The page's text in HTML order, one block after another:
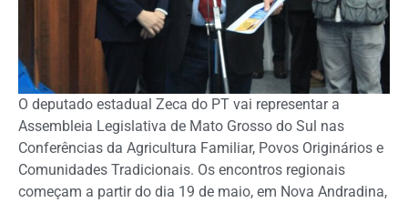
O deputado estadual Zeca do PT vai representar a
Assembleia Legislativa de Mato Grosso do Sul nas
Conferências da Agricultura Familiar, Povos Originários e
Comunidades Tradicionais. Os encontros regionais
começam a partir do dia 19 de maio, em Nova Andradina,